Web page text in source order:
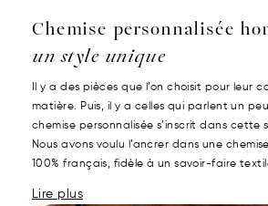
Chemise personnalisée
un style unique
Il y a des pièces que l’on choisit pour leur
matière. Puis, il y a celles qui parlent un
chemise personnalisée s’inscrit dans cette
Nous avons voulu l’ancrer dans une
100% français, fidèle à un savoir-faire
Lire plus